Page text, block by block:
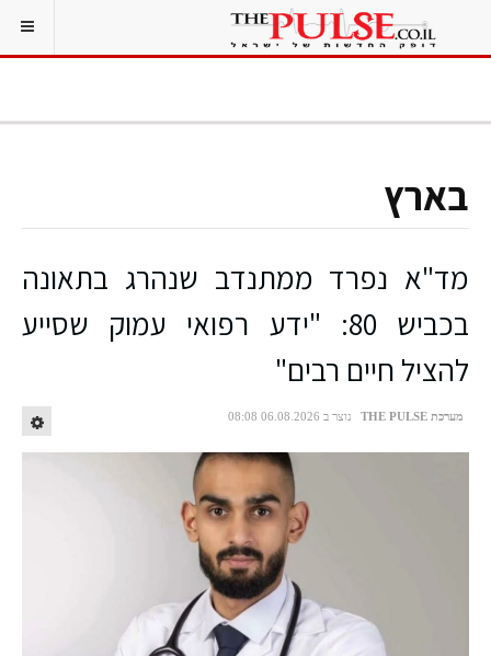
בארץ
מד"א נפרד ממתנדב שנהרג בתאונה
בכביש 80: "ידע רפואי עמוק שסייע
להציל חיים רבים"
מערכת THE PULSE נוצר ב 06.08.2026 08:08